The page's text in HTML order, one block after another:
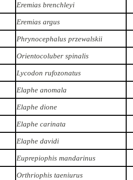
Eremias brenchleyi
Eremias argus
Phrynocephalus przewalskii
Orientocoluber spinalis
Lycodon rufozonatus
Elaphe anomala
Elaphe dione
Elaphe carinata
Elaphe davidi
Euprepiophis mandarinus
Orthriophis taeniurus